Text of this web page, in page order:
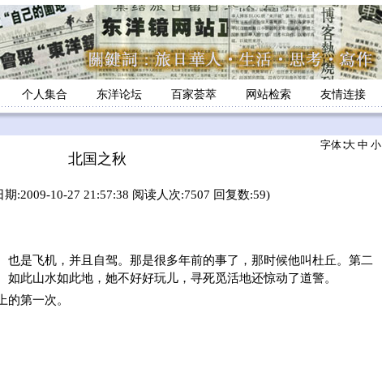
个人集合 东洋论坛 百家荟萃 网站检索 友情连接
字体∶大 中 小
北国之秋
期:2009-10-27 21:57:38 阅读人次:7507 回复数:59)
也是飞机，并且自驾。那是很多年前的事了，那时候他叫杜丘。第二
此山水如此地，她不好好玩儿，寻死觅活地还惊动了道警。
第一次。